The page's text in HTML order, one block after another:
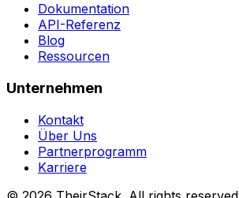
Dokumentation
API-Referenz
Blog
Ressourcen
Unternehmen
Kontakt
Über Uns
Partnerprogramm
Karriere